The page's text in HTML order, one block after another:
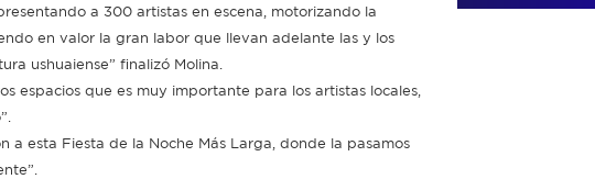
a 300 artistas en escena, motorizando la
en valor la gran labor que llevan adelante las y los
ushuaiense” finalizó Molina.
espacios que es muy importante para los artistas locales,
esta Fiesta de la Noche Más Larga, donde la pasamos